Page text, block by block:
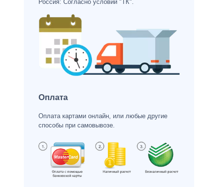
Россия: Согласно условий "ТК".
Оплата
Оплата картами онлайн, или любые другие
способы при самовывозе.